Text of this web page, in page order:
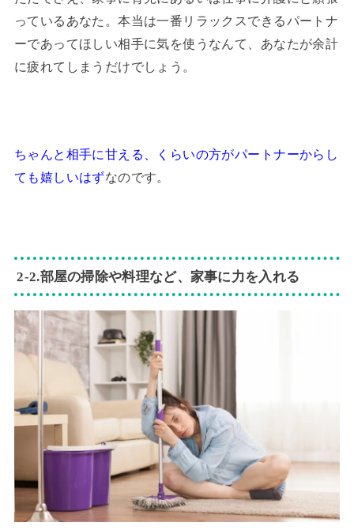
っているあなた。本当は一番リラックスできるパートナ
ーであってほしい相手に気を使うなんて、あなたが余計
に疲れてしまうだけでしょう。
ちゃんと相手に甘える、くらいの方がパートナーからし
ても嬉しいはずなのです。
2‐2.部屋の掃除や料理など、家事に力を入れる